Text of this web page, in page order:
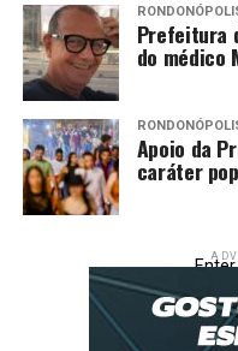
Prefeitura
do médico
Apoio da
caráter